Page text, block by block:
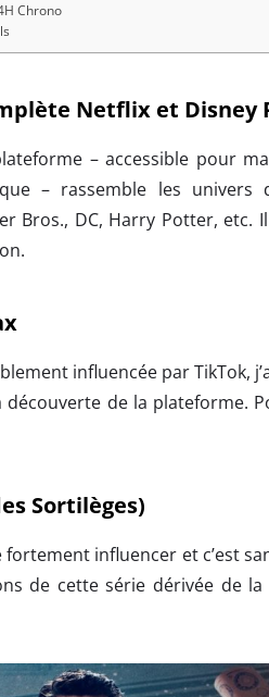
Chrono
Netflix et Disney
– accessible pour
– rassemble les univers
Bros., DC, Harry Potter, etc.
influencée par TikTok,
de la plateforme.
Sortilèges)
influencer et c’est
de cette série dérivée de